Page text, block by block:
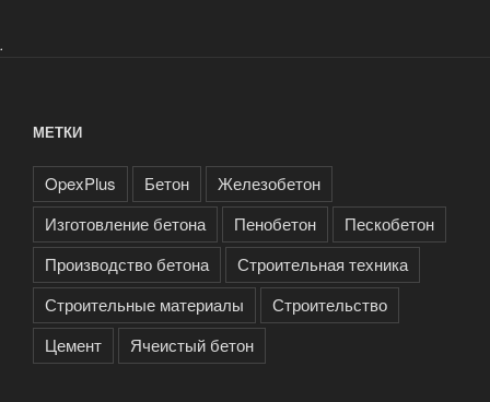
.
МЕТКИ
OpexPlus Бетон
Железобетон
Изготовление бетона
Пенобетон
Пескобетон
Производство бетона
Строительная техника
Строительные материалы
Строительство
Цемент
Ячеистый бетон